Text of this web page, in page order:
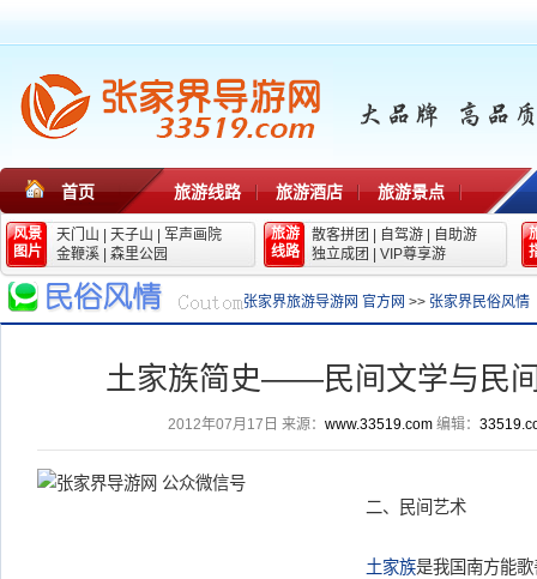
首页 旅游线路 旅游酒店 旅游景点
风景
图片
天门山 天子山
军声画院
金鞭溪
森里公园
旅游
线路
散客拼团 自驾游
自助游
独立成团
VIP尊享游
张家界旅游导游网 官方网 >> 张家界民俗风情
土家族简史——民间文学与民
2012年07月17日 来源： www.33519.com编辑：
二、民间艺术
土家族是我国南方能